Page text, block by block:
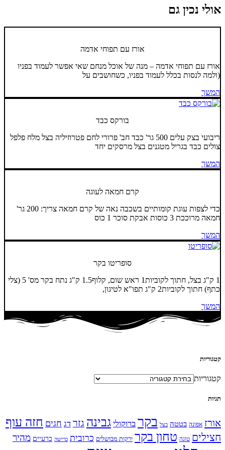
אולי נכין גם
אורז עם תפוחי אדמה
אורז עם תפוחי אדמה – מנה של אוכל מנחם שאי אפשר לעמוד בפניו
(ולמה לנסות בכלל לעמוד בפניו, כשחושבים על
המשך
בורקס כבד
ריבועי בצק עלים 500 גר' כבד חב' פרורי לחם פטרוזיליה בצל מלח פלפל
צולים כבד בגריל מטגנים בצל מרסקים יחד
המשך
קרם חמאה לעוגה
כדי לצפות עוגת קומותיים בשכבה נאה של קרם חמאה צריך: 200 גר'
חמאה מרוככת 3 כוסות אבקת סוכר 1 כוס
המשך
סופריטו בקר
1 ק"ג בצל, חתוך לקוביות1 ראש שום, קלוף1.5 ק"ג נתח בקר מס' 5 (צלי
כתף) חתוך לקוביות2 ק"ג תפו"א לטיגון,
המשך
קטגוריות
קטגוריות
תגיות
אורז אפונה בטטה בצל בקר ברוקולי גבינה גזר דג חגים חזה עוף
חצילים טונה טחון בקר ירקות מבושלים כרובית כרישה כרעיים מהיר